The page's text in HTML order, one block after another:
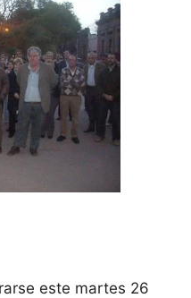
este martes 26